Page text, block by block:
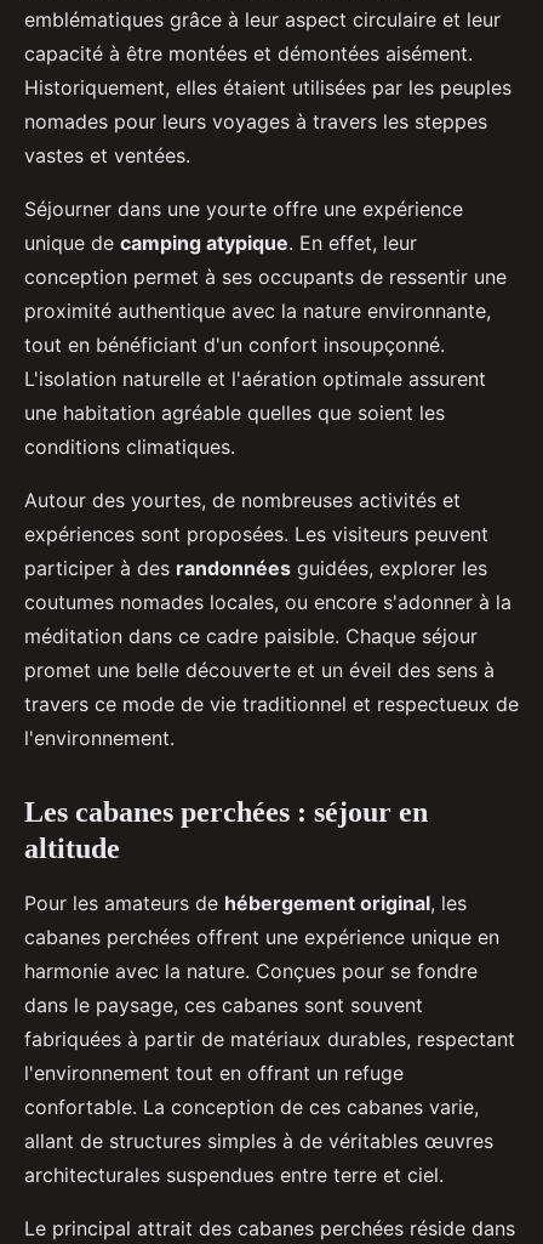
emblématiques grâce à leur aspect circulaire et leur
capacité à être montées et démontées aisément.
Historiquement, elles étaient utilisées par les peuples
nomades pour leurs voyages à travers les steppes
vastes et ventées.
Séjourner dans une yourte offre une expérience
unique de camping atypique. En effet, leur
conception permet à ses occupants de ressentir une
proximité authentique avec la nature environnante,
tout en bénéficiant d'un confort insoupçonné.
L'isolation naturelle et l'aération optimale assurent
une habitation agréable quelles que soient les
conditions climatiques.
Autour des yourtes, de nombreuses activités et
expériences sont proposées. Les visiteurs peuvent
participer à des randonnées guidées, explorer les
coutumes nomades locales, ou encore s'adonner à la
méditation dans ce cadre paisible. Chaque séjour
promet une belle découverte et un éveil des sens à
travers ce mode de vie traditionnel et respectueux de
l'environnement.
Les cabanes perchées : séjour en
altitude
Pour les amateurs de hébergement original, les
cabanes perchées offrent une expérience unique en
harmonie avec la nature. Conçues pour se fondre
dans le paysage, ces cabanes sont souvent
fabriquées à partir de matériaux durables, respectant
l'environnement tout en offrant un refuge
confortable. La conception de ces cabanes varie,
allant de structures simples à de véritables œuvres
architecturales suspendues entre terre et ciel.
Le principal attrait des cabanes perchées réside dans